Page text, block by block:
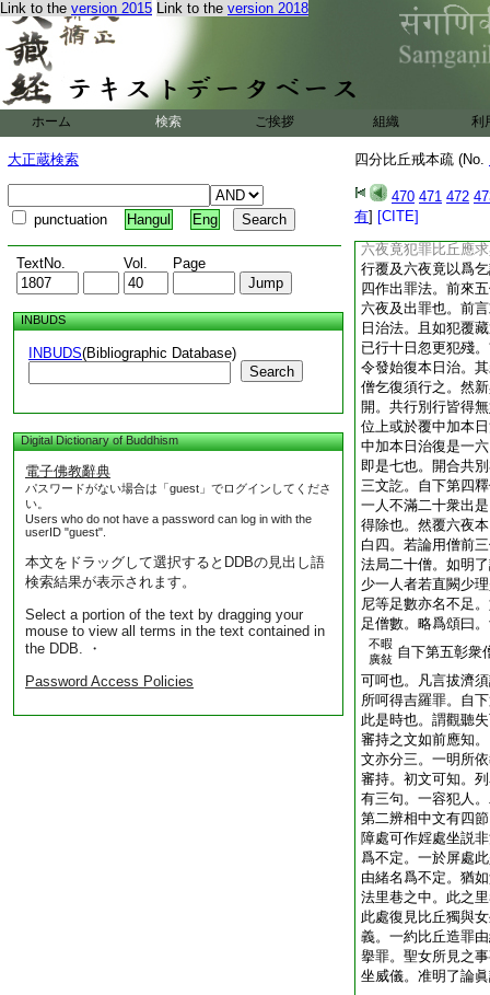
Link to the version 2015 Link to the version 2018
ホーム 検索 ご挨拶 組織 利
大正蔵検索
punctuation Hangul Eng
TextNo. Vol. Page
INBUDS
INBUDS(Bibliographic Database)
Search
Digital Dictionary of Buddhism
電子佛教辭典
パスワードがない場合は「guest」でログインしてくださ
い。
Users who do not have a password can log in with the
userID "guest".
本文をドラッグして選択するとDDBの見出し語
検索結果が表示されます。
Select a portion of the text by dragging your
mouse to view all terms in the text contained in
the DDB. ・
Password Access Policies
四分比丘戒本疏 (No.
470 471 472
有] [CITE]
三十五事供養淨僧
藏等。八縁具足廣
上與六夜摩那埵此
界内滿足四人已上
有二種。一者從行
行覆竟等以乞六夜
此法故。二者本犯
但須直與摩那埵法
本就難故明増上與
奪三十五事。供養
犍度説。五應二十
六夜竟犯罪比丘應
行覆及六夜竟以爲
四作出罪法。前來
六夜及出罪也。前
日治法。且如犯覆
已行十日忽更犯殘
令發始復本日治。
僧乞復須行之。然
開。共行別行皆得
位上或於覆中加本
中加本日治復是一
即是七也。開合共
三文訖。自下第四
一人不滿二十衆出
得除也。然覆六夜
白四。若論用僧前
法局二十僧。如明
少一人者若直闕少
尼等足數亦名不足
足僧數。略爲頌曰
不暇
廣敍 自下第五彰衆
可呵也。凡言拔濟
所呵得吉羅罪。自
此是時也。謂觀聽
審持之文如前應知
文亦分三。一明所
審持。初文可知。
有三句。一容犯人
第二辨相中文有四
障處可作婬處坐説
爲不定。一於屏處
由緒名爲不定。猶
法里巷之中。此之
此處復見比丘獨與
義。一約比丘造罪
擧罪。聖女所見之
坐威儀。准明了論